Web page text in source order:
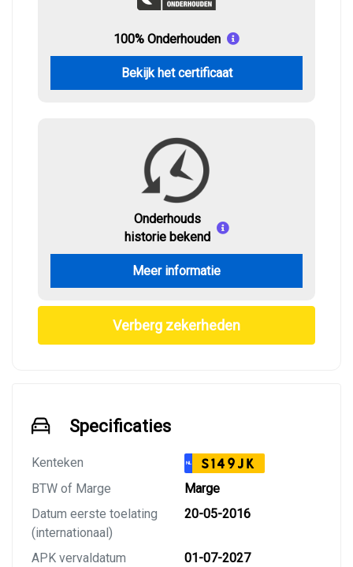
100% Onderhouden
Bekijk het certificaat
Onderhouds
historie bekend
Meer informatie
Verberg zekerheden
Specificaties
Kenteken NL S149JK
BTW of Marge
Marge
Datum eerste toelating
(internationaal)
20-05-2016
APK vervaldatum
01-07-2027